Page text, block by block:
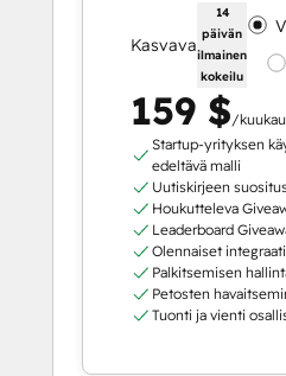
Kasvava
14
päivän
ilmainen
kokeilu
159 $/
Startup-yrityksen
edeltävä malli
Uutiskirjeen
Houkutteleva
Leaderboard
Olennaiset
Palkitsemisen
Petosten
Tuonti ja vienti